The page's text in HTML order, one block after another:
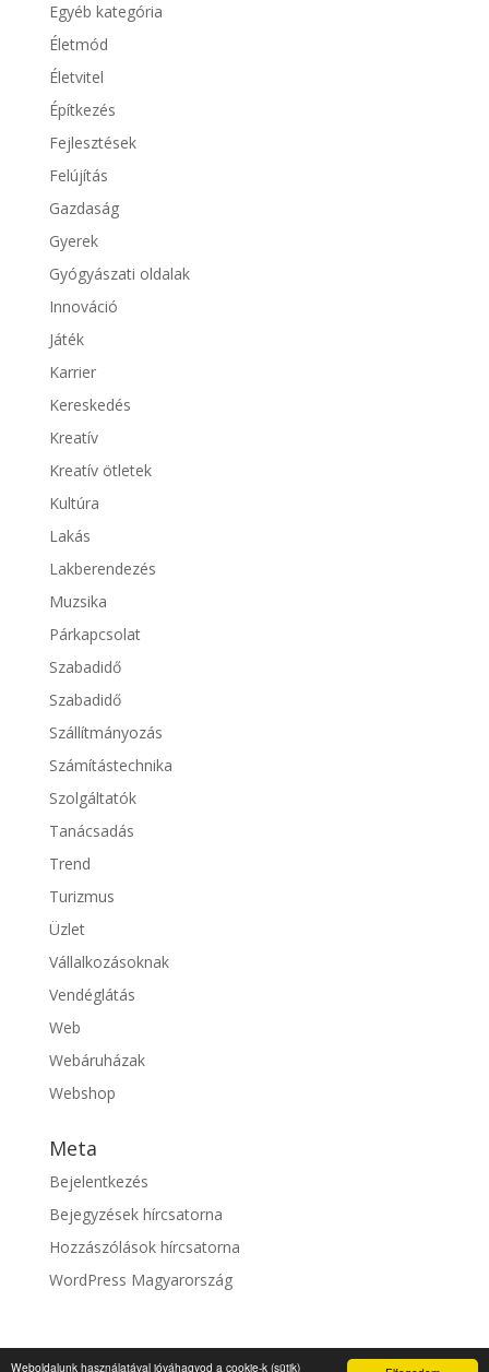
Weboldalunk használatával jóváhagyod a cookie-k (sütik)
Egyéb kategória
Életmód
Életvitel
Építkezés
Fejlesztések
Felújítás
Gazdaság
Gyerek
Gyógyászati oldalak
Innováció
Játék
Karrier
Kereskedés
Kreatív
Kreatív ötletek
Kultúra
Lakás
Lakberendezés
Muzsika
Párkapcsolat
Szabadidő
Szabadidő
Szállítmányozás
Számítástechnika
Szolgáltatók
Tanácsadás
Trend
Turizmus
Üzlet
Vállalkozásoknak
Vendéglátás
Web
Webáruházak
Webshop
Meta
Bejelentkezés
Bejegyzések hírcsatorna
Hozzászólások hírcsatorna
WordPress Magyarország